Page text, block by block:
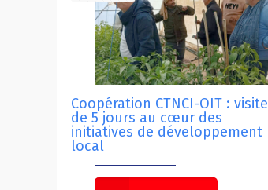
Coopération CTNCI-OIT : visite
de 5 jours au cœur des
initiatives de développement
local